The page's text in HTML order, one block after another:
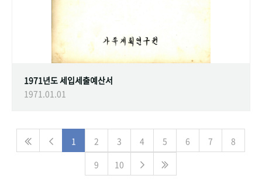
1971년도 세입세출예산서
1971.01.01
1 2 3 4 5 6 7
8
9
10